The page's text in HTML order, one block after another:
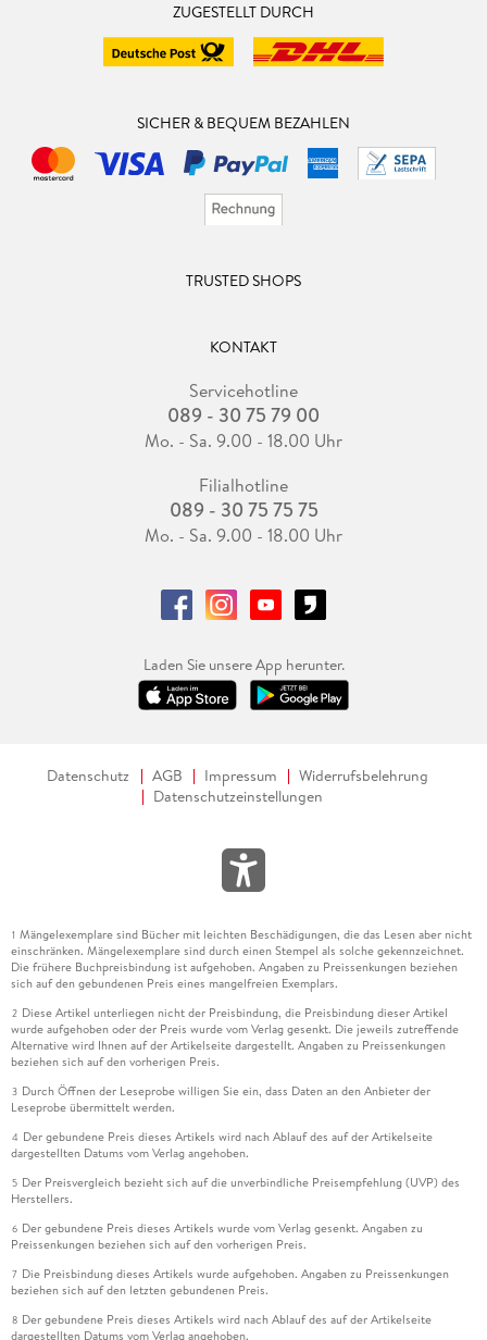
ZUGESTELLT DURCH
SICHER & BEQUEM BEZAHLEN
TRUSTED SHOPS
KONTAKT
Servicehotline
089 - 30 75 79 00
Mo. - Sa. 9.00 - 18.00 Uhr
Filialhotline
089 - 30 75 75 75
Mo. - Sa. 9.00 - 18.00 Uhr
Laden Sie unsere App herunter.
Datenschutz AGB Impressum
Widerrufsbelehrung
Datenschutzeinstellungen
1 Mängelexemplare sind Bücher mit leichten Beschädigungen, die das Lesen aber nicht
einschränken. Mängelexemplare sind durch einen Stempel als solche gekennzeichnet.
Die frühere Buchpreisbindung ist aufgehoben. Angaben zu Preissenkungen beziehen
sich auf den gebundenen Preis eines mangelfreien Exemplars.
2 Diese Artikel unterliegen nicht der Preisbindung, die Preisbindung dieser Artikel
wurde aufgehoben oder der Preis wurde vom Verlag gesenkt. Die jeweils zutreffende
Alternative wird Ihnen auf der Artikelseite dargestellt. Angaben zu Preissenkungen
beziehen sich auf den vorherigen Preis.
3 Durch Öffnen der Leseprobe willigen Sie ein, dass Daten an den Anbieter der
Leseprobe übermittelt werden.
4 Der gebundene Preis dieses Artikels wird nach Ablauf des auf der Artikelseite
dargestellten Datums vom Verlag angehoben.
5 Der Preisvergleich bezieht sich auf die unverbindliche Preisempfehlung (UVP) des
Herstellers.
6 Der gebundene Preis dieses Artikels wurde vom Verlag gesenkt. Angaben zu
Preissenkungen beziehen sich auf den vorherigen Preis.
7 Die Preisbindung dieses Artikels wurde aufgehoben. Angaben zu Preissenkungen
beziehen sich auf den letzten gebundenen Preis.
8 Der gebundene Preis dieses Artikels wird nach Ablauf des auf der Artikelseite
dargestellten Datums vom Verlag angehoben.